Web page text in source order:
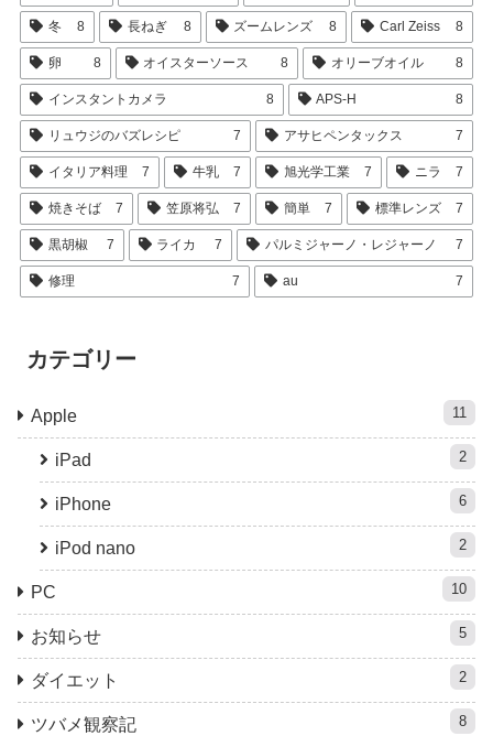
冬 8 長ねぎ 8 ズームレンズ 8 Carl Zeiss 8
卵 8 オイスターソース 8 オリーブオイル 8
インスタントカメラ 8 APS-H 8
リュウジのバズレシピ 7 アサヒペンタックス 7
イタリア料理 7 牛乳 7 旭光学工業 7 ニラ 7
焼きそば 7 笠原将弘 7 簡単 7 標準レンズ 7
黒胡椒 7 ライカ 7 パルミジャーノ・レジャーノ 7
修理 7 au 7
カテゴリー
Apple 11
iPad 2
iPhone 6
iPod nano 2
PC 10
お知らせ 5
ダイエット 2
ツバメ観察記 8